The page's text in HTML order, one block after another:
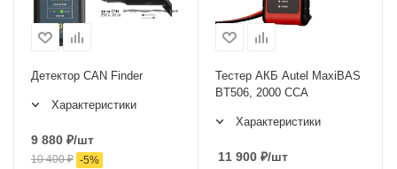
Детектор CAN Finder
Характеристики
9 880 ₽/шт
10 400₽ -5%
Тестер АКБ Autel MaxiBAS
BT506, 2000 CCA
Характеристики
11 900 ₽/шт